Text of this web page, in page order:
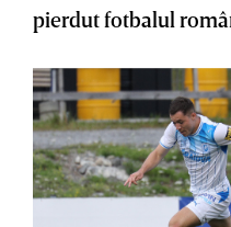
pierdut fotbalul